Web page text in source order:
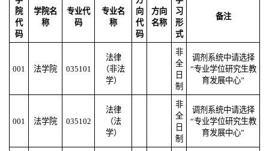
院
代
码
学院名
称
专业代
码
专业名
称
向
代
码
方向
名称
习
形
式
备注
001 法学院 035101
法律
（非法
学）
非
全
日
制
调剂系统中请选择
“专业学位研究生教
育发展中心”
001 法学院 035102
法律
（法
学）
非
全
日
制
调剂系统中请选择
“专业学位研究生教
育发展中心”